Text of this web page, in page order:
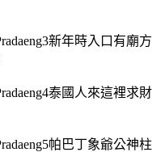
新年時入口有廟方
泰國人來這裡求財
帕巴丁象爺公神柱